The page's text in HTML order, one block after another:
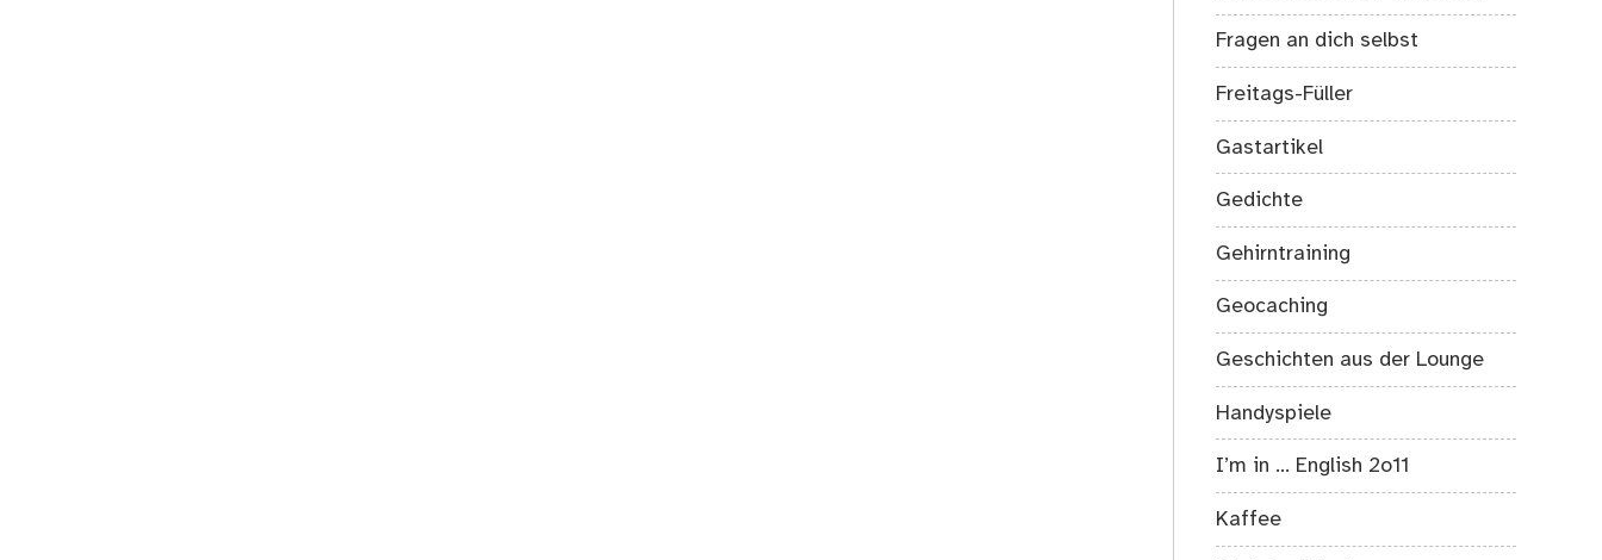
Fragen an dich selbst
Freitags-Füller
Gastartikel
Gedichte
Gehirntraining
Geocaching
Geschichten aus der Lounge
Handyspiele
I’m in … English 2o11
Kaffee